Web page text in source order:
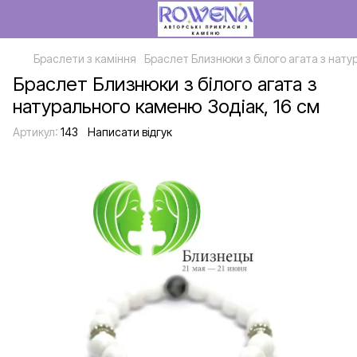
Браслети з каміння Браслет Близнюки з білого агата з
Браслет Близнюки з білого агата з
натурального каменю Зодіак, 16 см
Артикул: 143 Написати відгук